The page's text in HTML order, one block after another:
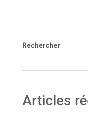
Rechercher
Articles